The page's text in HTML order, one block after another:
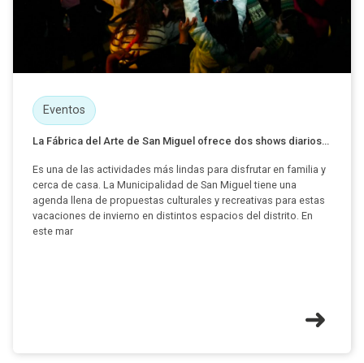
Eventos
La Fábrica del Arte de San Miguel ofrece dos shows diarios...
Es una de las actividades más lindas para disfrutar en familia y
cerca de casa. La Municipalidad de San Miguel tiene una
agenda llena de propuestas culturales y recreativas para estas
vacaciones de invierno en distintos espacios del distrito. En
este mar